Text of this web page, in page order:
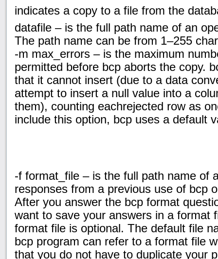
indicates a copy to a file from the
datafile – is the full path name of an
The path name can be from 1–255
-m max_errors – is the maximum
permitted before bcp aborts the copy.
that it cannot insert (due to a data
attempt to insert a null value into a
them), counting eachrejected row as
include this option, bcp uses a default
-f format_file – is the full path name of
responses from a previous use of bcp
After you answer the bcp format
want to save your answers in a format
format file is optional. The default file
bcp program can refer to a format file
that you do not have to duplicate your